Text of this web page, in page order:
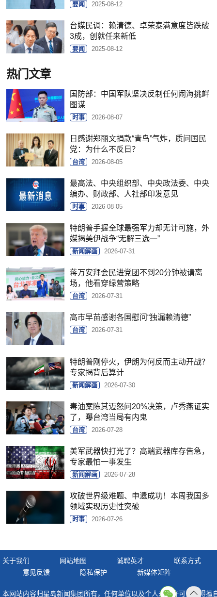
要闻 2025-08-12
台媒民调：赖清德、卓荣泰满意度皆跌破
3成，创就任来新低
要闻 2025-08-12
热门文章
国防部：中国军队坚决反制任何闹海挑衅
图谋
时事 2026-08-07
日感谢郑丽文捐款“青鸟”气炸，质问国民
党：为什么不反日？
台湾 2026-08-05
最高法、中央组织部、中央政法委、中央
编办、财政部、人社部印发意见
时事 2026-08-05
特朗普手握全球最强军力却无计可施，外
媒揭美伊战争“无解三选一”
新闻解画 2026-07-31
蒋万安拜会民进党团不到20分钟被请离
场，他看穿绿营策略
台湾 2026-07-31
高市早苗感谢各国慰问“独漏赖清德”
台湾 2026-07-31
特朗普刚停火，伊朗为何反而主动开战？
专家揭背后算计
新闻解画 2026-07-30
毒油案陈其迈怒问20%决策，卢秀燕证实
了，曝台湾当局有内鬼
台湾 2026-07-28
美军武器快打光了？高端武器库存告急，
专家最怕一事发生
新闻解画 2026-07-28
攻破世界级难题、申遗成功！本周我国多
领域实现历史性突破
时事 2026-07-26
关于我们 网站地图 诚聘英才
联系方式
意见反馈
隐私保护 新媒体矩阵
本网站内容归星岛新闻集团所有，任何单位以及个人未经许可，不得擅